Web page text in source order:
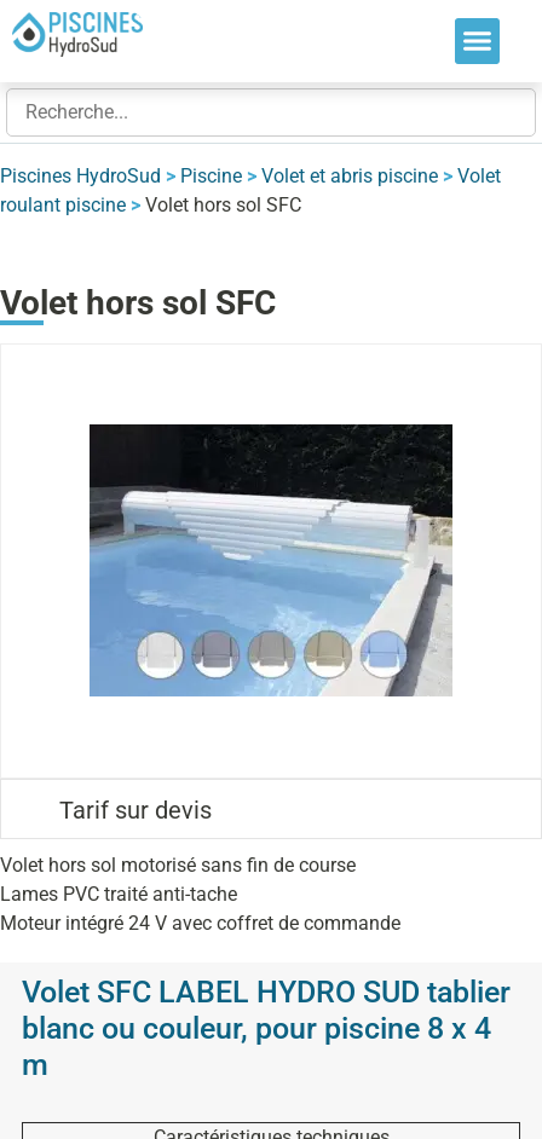
Piscines HydroSud > Piscine > Volet et abris piscine > Volet
roulant piscine > Volet hors sol SFC
Volet hors sol SFC
Tarif sur devis
Volet hors sol motorisé sans fin de course
Lames PVC traité anti-tache
Moteur intégré 24 V avec coffret de commande
Volet SFC LABEL HYDRO SUD tablier
blanc ou couleur, pour piscine 8 x 4
m